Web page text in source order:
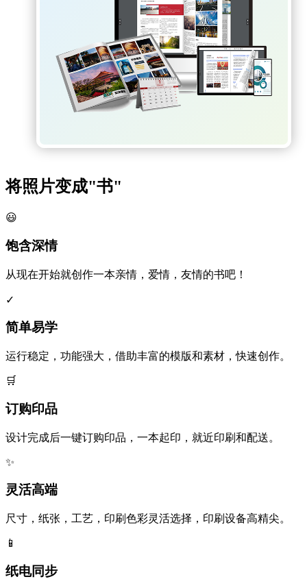
将照片变成"书"
😃
饱含深情
从现在开始就创作一本亲情，爱情，友情的书吧！
✓
简单易学
运行稳定，功能强大，借助丰富的模版和素材，快速创作。
🛒
订购印品
设计完成后一键订购印品，一本起印，就近印刷和配送。
✨
灵活高端
尺寸，纸张，工艺，印刷色彩灵活选择，印刷设备高精尖。
📱
纸电同步